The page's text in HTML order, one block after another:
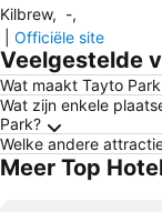
Kilbrew, -,
Officiële site
Veelgestelde
Wat maakt Tayto
Wat zijn enkele
Park?
Welke andere
Meer Top